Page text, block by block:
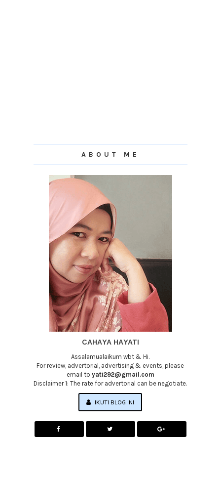
ABOUT ME
CAHAYA HAYATI
Assalamualaikum wbt & Hi.
For review, advertorial, advertising & events, please
email to yati292@gmail.com
Disclaimer 1: The rate for advertorial can be negotiate.
IKUTI BLOG INI